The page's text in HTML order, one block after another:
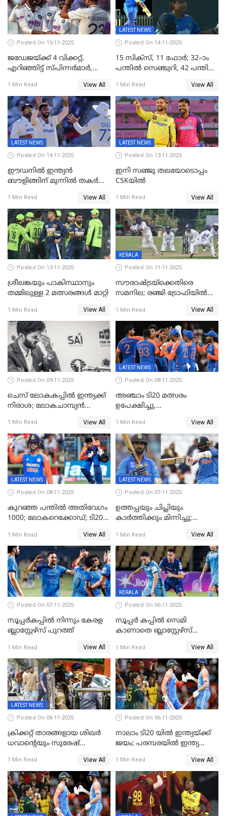
Posted On 15-11-2025
ജഡേജയ്ക്ക് 4 വിക്കറ്റ്,
എറിഞ്ഞിട്ട് സ്പിന്നർമാർ,
പ്രോട്ടീസ്
1 Min Read View All
LATEST NEWS
Posted On 14-11-2025
15 സിക്സ്, 11 ഫോർ; 32–ാം
പന്തിൽ സെഞ്ച്വറി, 42 പന്തിൽ
1 Min Read View All
LATEST NEWS
Posted On 14-11-2025
ഈഡനിൽ ഇന്ത്യൻ
ബൗളിങ്ങിന് മുന്നിൽ തകർന്ന്
പുറത്ത്; ബുമ്രയ്ക്ക് അഞ്ച്
വിക്കറ്റ്
1 Min Read View All
LATEST NEWS
Posted On 13-11-2025
ഇനി സഞ്ജു തലയോടൊപ്പം
CSKയിൽ
1 Min Read View All
Posted On 13-11-2025
ശ്രീലങ്കയും പാകിസ്ഥാനും
തമ്മിലുള്ള 2 മത്സരങ്ങള്‍ മാറ്റി
1 Min Read View All
KERALA
Posted On 11-11-2025
സൗരാഷ്ട്രയ്‌ക്കെതിരെ
സമനില; രഞ്ജി ട്രോഫിയിൽ
1 Min Read View All
Posted On 09-11-2025
ചെസ് ലോകകപ്പില്‍ ഇന്ത്യക്ക്
നിരാശ; ലോകചാമ്പ്യന്‍
1 Min Read View All
LATEST NEWS
Posted On 08-11-2025
അഞ്ചാം ടി20 മത്സരം
ഉപേക്ഷിച്ചു,
ജയിച്ച് ഇന്ത്യ
1 Min Read View All
LATEST NEWS
Posted On 08-11-2025
കുറഞ്ഞ പന്തിൽ അതിവേഗം
1000; ലോകറെക്കോഡ്; ടി20
അപൂര്‍വനേട്ടവുമായി
അഭിഷേക് ശർമ
1 Min Read View All
LATEST NEWS
Posted On 07-11-2025
ഉത്തപ്പയും ചിപ്ലിയും
കാർത്തിക്കും മിന്നിച്ചു;
ഇന്ത്യ; ഹോങ്കോങ് സിക്സസ്
ക്രിക്കറ്റ് ടൂർണമെന്റിൽ ജയം
1 Min Read View All
Posted On 07-11-2025
സൂപ്പര്‍കപ്പില്‍ നിന്നും കേരള
ബ്ലാസ്റ്റേഴ്‌സ് പുറത്ത്
1 Min Read View All
KERALA
Posted On 06-11-2025
സൂപ്പർ കപ്പിൽ സെമി
കാണാതെ ബ്ലാസ്റ്റേഴ്സ്
1 Min Read View All
LATEST NEWS
Posted On 06-11-2025
ക്രിക്കറ്റ് താരങ്ങളായ ശിഖർ
ധവാന്‍റെയും സുരേഷ്
കണ്ടുകെട്ടി
1 Min Read View All
Posted On 06-11-2025
നാലാം ടി20 യില്‍ ഇന്ത്യയ്ക്ക്
ജയം; പരമ്പരയിൽ ഇന്ത്യ
1 Min Read View All